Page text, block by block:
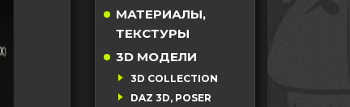
МАТЕРИАЛЫ,
ТЕКСТУРЫ
3D МОДЕЛИ
3D COLLECTION
DAZ 3D, POSER